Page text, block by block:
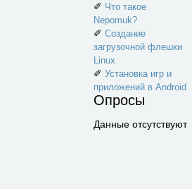
✐ Что такое
Nepomuk?
✐ Создание
загрузочной флешки
Linux
✐ Установка игр и
приложений в Android
Опросы
Данные отсутствуют